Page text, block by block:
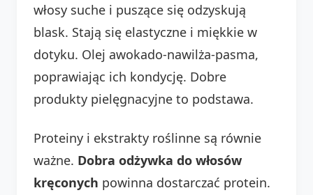
włosy suche i puszące się odzyskują
blask. Stają się elastyczne i miękkie w
dotyku. Olej awokado-nawilża-pasma,
poprawiając ich kondycję. Dobre
produkty pielęgnacyjne to podstawa.
Proteiny i ekstrakty roślinne są równie
ważne. Dobra odżywka do włosów
kręconych powinna dostarczać protein.